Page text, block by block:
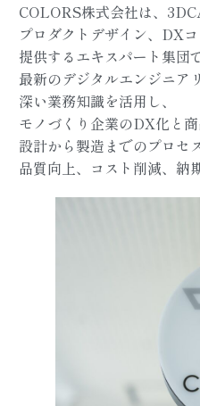
COLORS株式会社は、
プロダクトデザイン、DX
提供するエキスパート集団
最新のデジタルエンジニア
深い業務知識を活用し、
モノづくり企業のDX化と
設計から製造までのプロセ
品質向上、コスト削減、納